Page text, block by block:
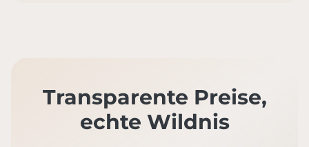
Transparente Preise,
echte Wildnis